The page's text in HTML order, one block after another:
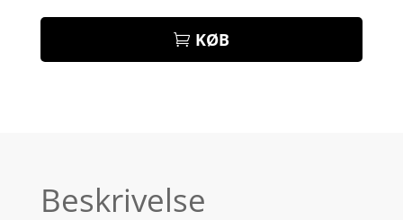
KØB
Beskrivelse